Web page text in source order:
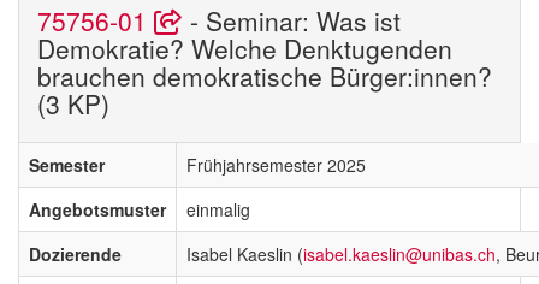
75756-01 - Seminar: Was ist
Demokratie? Welche Denktugenden
brauchen demokratische Bürger:innen?
(3 KP)
Semester
Frühjahrsemester 2025
Angebotsmuster
einmalig
Dozierende
Isabel Kaeslin (isabel.kaeslin@unibas.ch,